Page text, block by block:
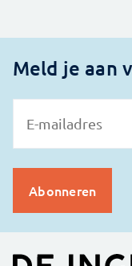
Meld je aan